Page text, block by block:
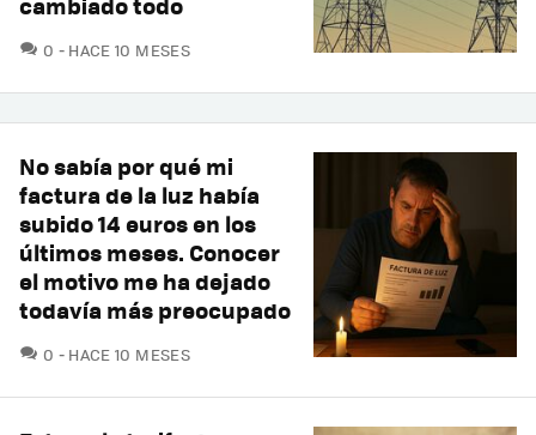
0 COMENTARIOS
HACE 10 MESES
No sabía por qué mi
factura de la luz había
subido 14 euros en los
últimos meses. Conocer
el motivo me ha dejado
todavía más preocupado
0 COMENTARIOS
HACE 10 MESES